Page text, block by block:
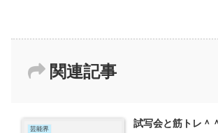
関連記事
芸能界 試写会と筋トレ＾